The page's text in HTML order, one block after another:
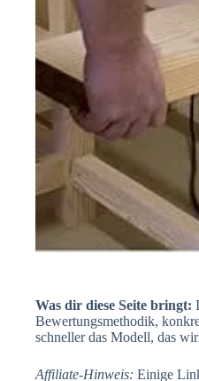
Was dir diese Seite bringt:
Bewertungsmethodik,
schneller das Modell, das
Affiliate-Hinweis: Einige